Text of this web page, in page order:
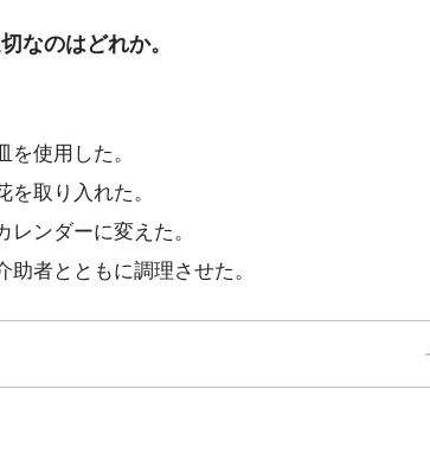
なのはどれか。
使用した。
取り入れた。
ンダーに変えた。
者とともに調理させた。